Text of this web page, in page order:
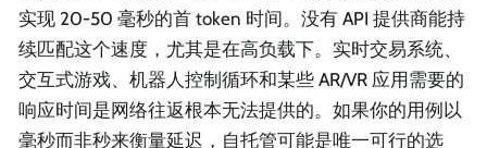
实现 20-50 毫秒的首 token 时间。没有 API 提供商能持
续匹配这个速度，尤其是在高负载下。实时交易系统、
交互式游戏、机器人控制循环和某些 AR/VR 应用需要的
响应时间是网络往返根本无法提供的。如果你的用例以
毫秒而非秒来衡量延迟，自托管可能是唯一可行的选